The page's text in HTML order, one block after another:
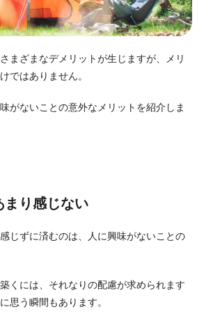
まざまなデメリットが生じますが、メリ
ではありません。
がないことの意外なメリットを紹介しま
まり感じない
じずに済むのは、人に興味がないことの
くには、それなりの配慮が求められます
思う瞬間もあります。